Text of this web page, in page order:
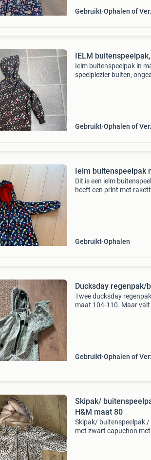
Gebruikt Ophalen of
IELM
Ielm buitenspeelpak in
speelplezier buiten,
Gebruikt Ophalen of
Ielm buitenspeelpak
Dit is een ielm
heeft een print met
Gebruikt Ophalen
Ducksday regenpak/
Twee ducksday
maat 104-110. Maar
Gebruikt Ophalen of
Skipak/
H&M maat 80
Skipak/ buitenspeelpak
met zwart capuchon